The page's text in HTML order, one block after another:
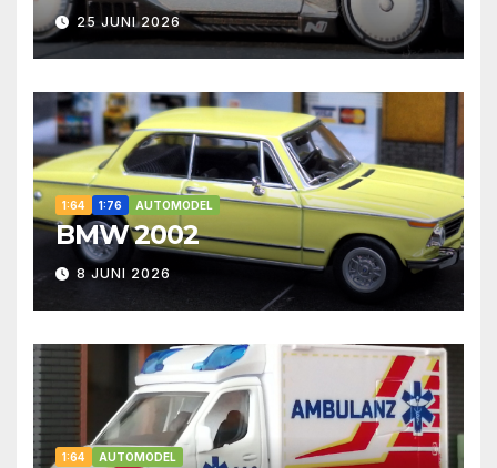
25 JUNI 2026
1:64 1:76 AUTOMODEL
BMW 2002
8 JUNI 2026
1:64 AUTOMODEL